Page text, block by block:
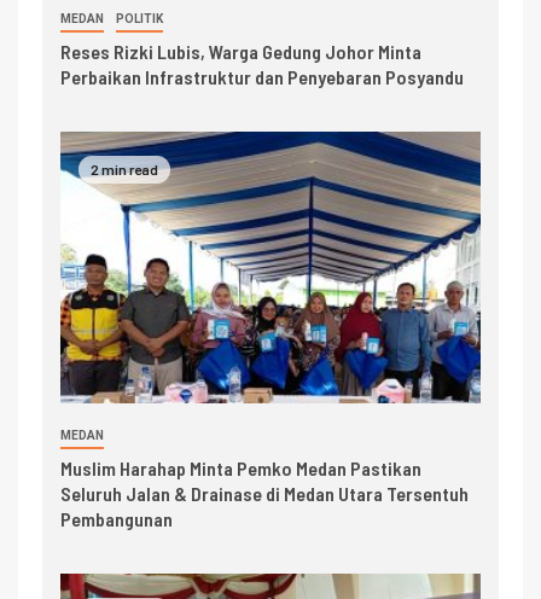
MEDAN POLITIK
Reses Rizki Lubis, Warga Gedung Johor Minta
Perbaikan Infrastruktur dan Penyebaran Posyandu
2 min read
MEDAN
Muslim Harahap Minta Pemko Medan Pastikan
Seluruh Jalan & Drainase di Medan Utara Tersentuh
Pembangunan